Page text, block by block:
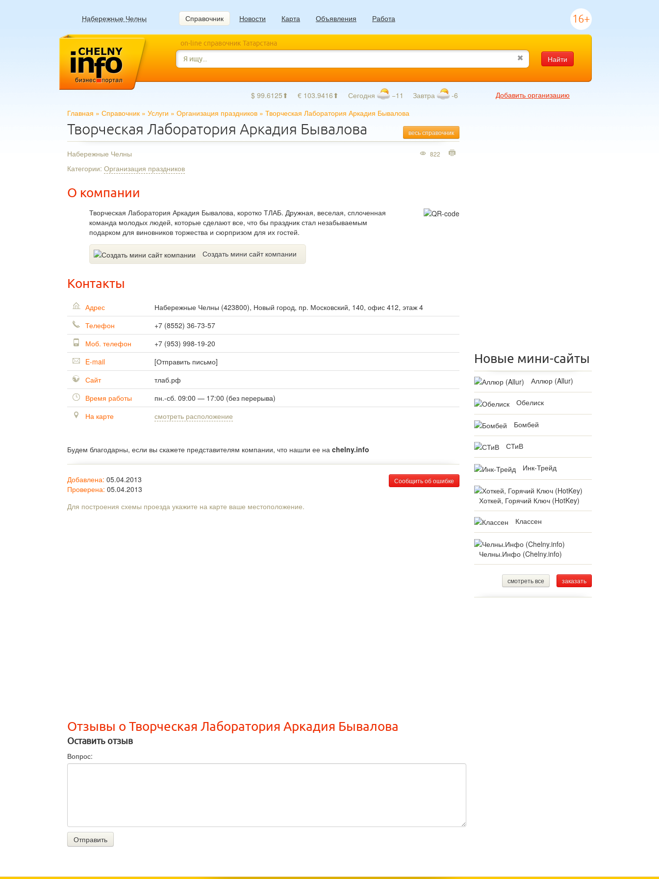
Набережные Челны Справочник Новости Карта Объявления Работа 16+
on-line справочник Татарстана
Найти
$ 99.6125⬆ € 103.9416⬆ Сегодня −11 Завтра -6
Добавить организацию
Главная » Справочник » Услуги » Организация праздников » Творческая Лаборатория Аркадия Бывалова
весь справочник
Творческая Лаборатория Аркадия Бывалова
Набережные Челны
Категории: Организация праздников
О компании
Творческая Лаборатория Аркадия Бывалова, коротко ТЛАБ. Дружная, веселая, сплоченная
команда молодых людей, которые сделают все, что бы праздник стал незабываемым
подарком для виновников торжества и сюрпризом для их гостей.
Создать мини сайт компании
822
Контакты
Адрес Набережные Челны (423800), Новый город, пр. Московский, 140, офис 412, этаж 4
Телефон
+7 (8552) 36-73-57
Моб. телефон
+7 (953) 998-19-20
E-mail
[Отправить письмо]
Сайт
тлаб.рф
Время работы
пн.-сб. 09:00 — 17:00 (без перерыва)
На карте
смотреть расположение
Будем благодарны, если вы скажете представителям компании, что нашли ее на chelny.info
Сообщить об ошибке
Добавлена: 05.04.2013
Проверена: 05.04.2013
Для построения схемы проезда укажите на карте ваше местоположение.
Отзывы о Творческая Лаборатория Аркадия Бывалова
Оставить отзыв
Вопрос:
Отправить
Новые мини-сайты
Аллюр (Allur)
Обелиск
Бомбей
СТиВ
Инк-Трейд
Хоткей, Горячий Ключ (HotKey)
Классен
Челны.Инфо (Chelny.info)
смотреть все заказать